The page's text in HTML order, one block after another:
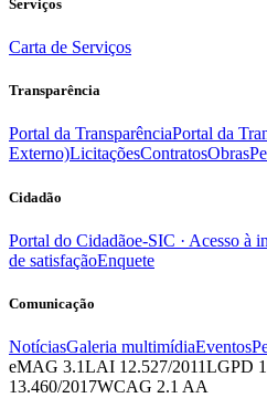
Serviços
Carta de Serviços
Transparência
Portal da TransparênciaPortal da
Externo)LicitaçõesContratosObras
Cidadão
Portal do Cidadãoe-SIC · Acesso à
de satisfaçãoEnquete
Comunicação
NotíciasGaleria multimídiaEventos
eMAG 3.1LAI 12.527/2011LGPD
13.460/2017WCAG 2.1 AA